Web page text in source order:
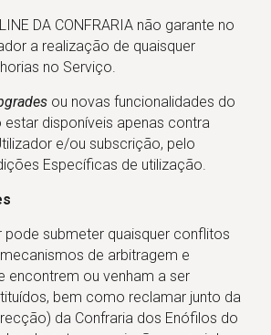
DA CONFRARIA não garante no
a realização de quaisquer
no Serviço.
ou novas funcionalidades do
disponíveis apenas contra
e/ou subscrição, pelo
Específicas de utilização.
pode submeter quaisquer conflitos
de arbitragem e
encontrem ou venham a ser
bem como reclamar junto da
da Confraria dos Enófilos do